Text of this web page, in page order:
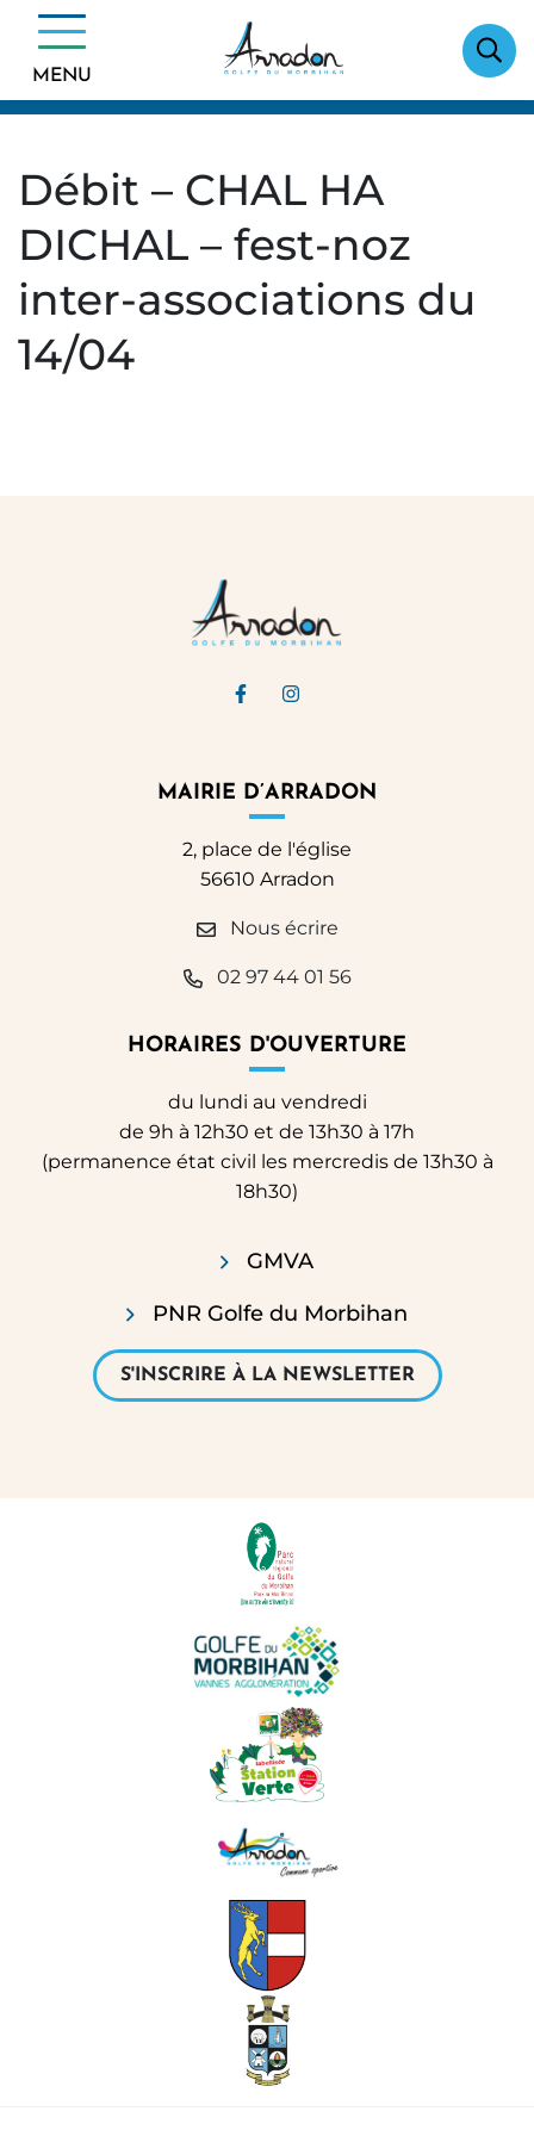
Aller
contenu
MENU
Arrêtés débit de boisson
Débit – CHAL HA DICHAL – fest-noz inter-
associations du 14/04
Débit – CHAL HA
DICHAL – fest-noz
inter-associations du
14/04
Lien vers le compte Facebook
Lien vers le compte
MAIRIE D’ARRADON
2, place de l'église
56610 Arradon
Nous écrire
02 97 44 01 56
HORAIRES D'OUVERTURE
du lundi au vendredi
de 9h à 12h30 et de 13h30 à 17h
(permanence état civil les mercredis de 13h30 à
18h30)
GMVA
PNR Golfe du Morbihan
S'INSCRIRE À LA NEWSLETTER
PARTENAIRES